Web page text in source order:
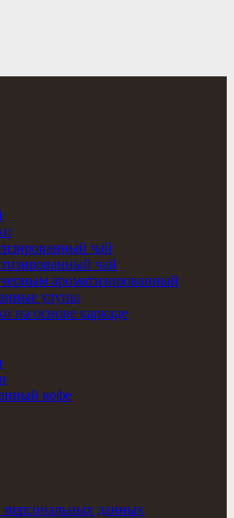
чай
чай
ароматизированный
улуны
на основе каркаде
кофе
персональных данных